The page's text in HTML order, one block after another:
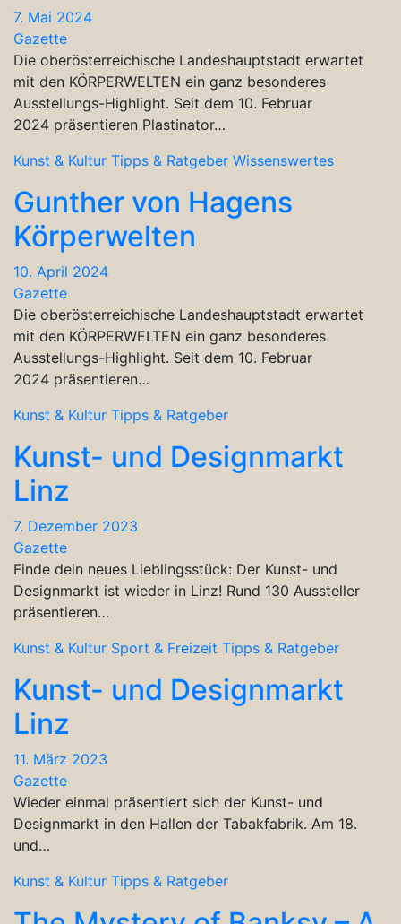
7. Mai 2024
Gazette
Die oberösterreichische Landeshauptstadt erwartet
mit den KÖRPERWELTEN ein ganz besonderes
Ausstellungs-Highlight. Seit dem 10. Februar
2024 präsentieren Plastinator…
Kunst & Kultur Tipps & Ratgeber Wissenswertes
Gunther von Hagens
Körperwelten
10. April 2024
Gazette
Die oberösterreichische Landeshauptstadt erwartet
mit den KÖRPERWELTEN ein ganz besonderes
Ausstellungs-Highlight. Seit dem 10. Februar
2024 präsentieren…
Kunst & Kultur Tipps & Ratgeber
Kunst- und Designmarkt
Linz
7. Dezember 2023
Gazette
Finde dein neues Lieblingsstück: Der Kunst- und
Designmarkt ist wieder in Linz! Rund 130 Aussteller
präsentieren…
Kunst & Kultur Sport & Freizeit Tipps & Ratgeber
Kunst- und Designmarkt
Linz
11. März 2023
Gazette
Wieder einmal präsentiert sich der Kunst- und
Designmarkt in den Hallen der Tabakfabrik. Am 18.
und…
Kunst & Kultur Tipps & Ratgeber